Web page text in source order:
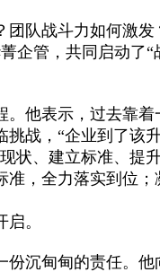
队战斗力如何激发
企管，共同启动了
他表示，过去靠
战，“企业到了该
状、建立标准、提
，全力落实到位
。
沉甸甸的责任。